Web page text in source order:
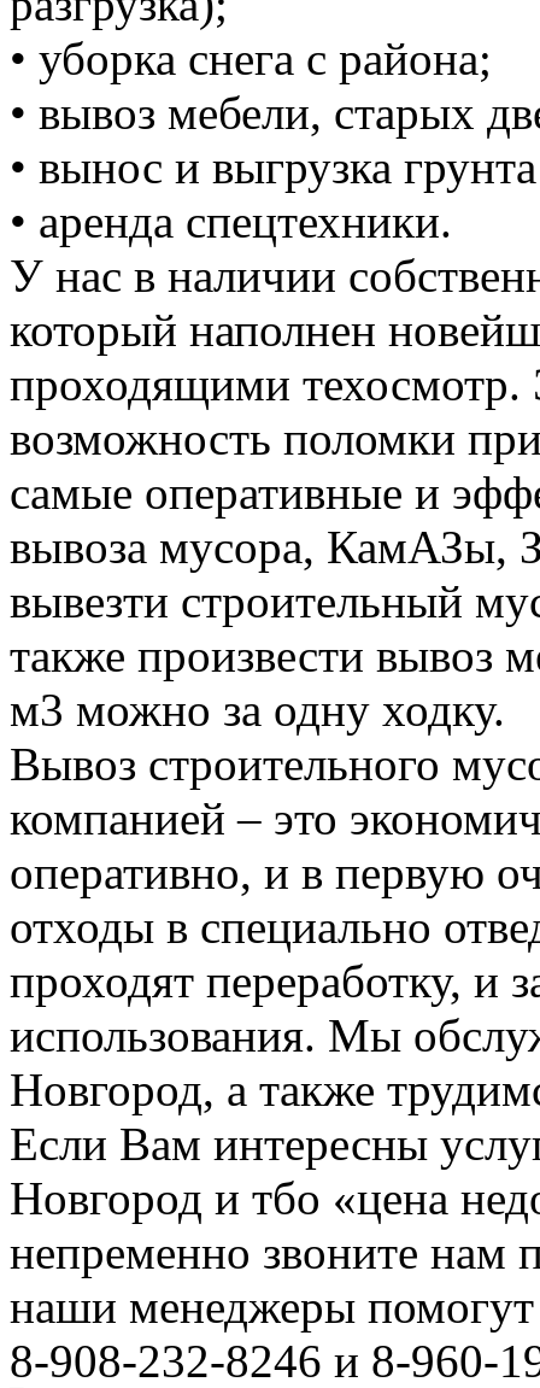
• уборка снега с района;
• вывоз мебели, старых
• вынос и выгрузка
• аренда спецтехники.
У нас в наличии
который наполнен
проходящими техосмотр.
возможность поломки
самые оперативные и
вывоза мусора,
вывезти строительный
также произвести вывоз
м3 можно за одну ходку.
Вывоз строительного
компанией – это
оперативно, и в первую
отходы в специально
проходят переработку, и
использования. Мы
Новгород, а также
Если Вам интересны
Новгород и тбо «цена
непременно звоните нам
наши менеджеры помогут
8-908-232-8246 и 8-960-